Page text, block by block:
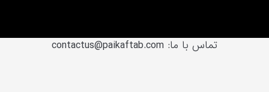
تماس با ما: contactus@paikaftab.com